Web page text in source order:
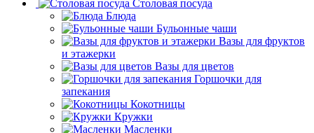
Столовая посуда
Блюда
Бульонные чаши
Вазы для фруктов
и этажерки
Вазы для цветов
Горшочки для
запекания
Кокотницы
Кружки
Масленки